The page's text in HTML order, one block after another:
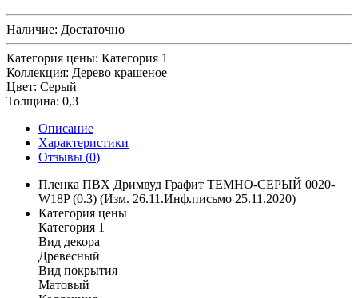
Наличие: Достаточно
Категория цены: Категория 1
Коллекция: Дерево крашеное
Цвет: Серый
Толщина: 0,3
Описание
Характеристики
Отзывы (0)
Пленка ПВХ Дримвуд Графит ТЕМНО-СЕРЫЙ 0020-
W18P (0.3) (Изм. 26.11.Инф.письмо 25.11.2020)
Категория цены
Категория 1
Вид декора
Древесный
Вид покрытия
Матовый